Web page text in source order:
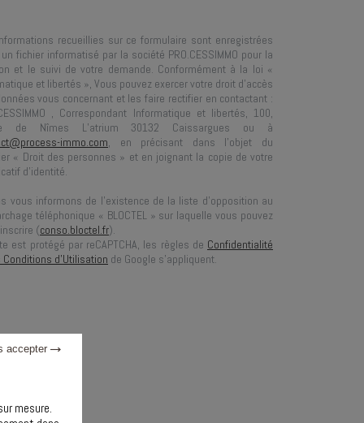
recueillies sur ce formulaire sont enregistrées
fichier informatisé par la société PRO.CESSIMMO pour la
et le suivi de votre demande. Conformément à la loi «
et libertés », Vous pouvez exercer votre droit d'accès
vous concernant et les faire rectifier en contactant :
, Correspondant Informatique et libertés, 100,
de Nîmes L’atrium 30132 Caissargues ou à
immo.com, en précisant dans l’objet du
« Droit des personnes » et en joignant la copie de votre
d’identité.
vous informons de l’existence de la liste d’opposition au
téléphonique « BLOCTEL » sur laquelle vous pouvez
(conso.bloctel.fr).
est protégé par reCAPTCHA, les règles de Confidentialité
Conditions d'Utilisation de Google s'appliquent.
mesure.
accepter